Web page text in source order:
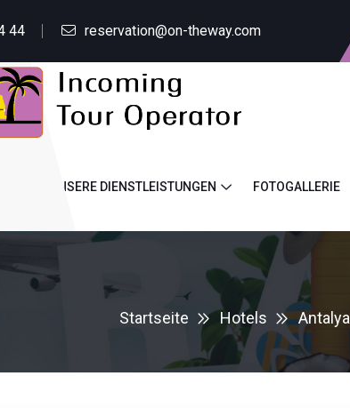
44 reservation@on-theway.com
UNSERE DIENSTLEISTUNGEN FOTOGALLERIE
Startseite Hotels Antalya